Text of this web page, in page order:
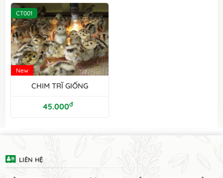
CT001
New
CHIM TRĨ GIỐNG
45.000đ
LIÊN HỆ